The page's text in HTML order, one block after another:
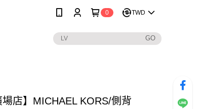
0 TWD
場店】MICHAEL KORS/側背